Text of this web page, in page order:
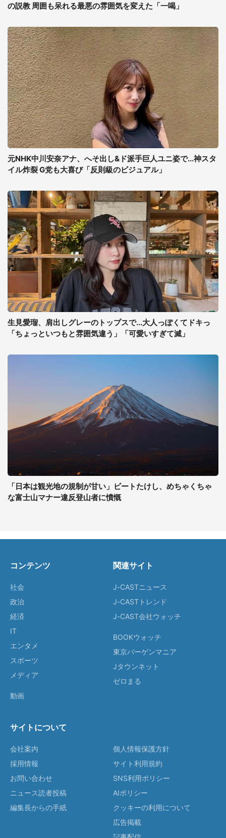
の説教 周囲も呆れる最悪の雰囲気を変えた「一喝」
元NHK中川安奈アナ、へそ出し&ド派手巨人ユニ姿で...神スタ
イル炸裂 G党も大喜び「反則級のビジュアル」
生見愛瑠、肩出しグレーのトップスで...大人っぽくてドキっ
「ちょっといつもと雰囲気違う」「可愛いすぎて滅」
「日本は観光地の規制が甘い」ビートたけし、めちゃくちゃ
な富士山マナー違反登山者に憤慨
コンテンツ
社会
政治
経済
IT
エンタメ
スポーツ
メディア
動画
関連サイト
J-CASTニュース
J-CASTトレンド
J-CAST会社ウォッチ
BOOKウォッチ
東京バーゲンマニア
Jタウンネット
ゼロまる
サイトについて
会社案内
採用情報
お問い合わせ
ニュース読者投稿
編集長からの手紙
個人情報保護方針
サイト利用規約
SNS利用ポリシー
AIポリシー
クッキーの利用について
広告掲載